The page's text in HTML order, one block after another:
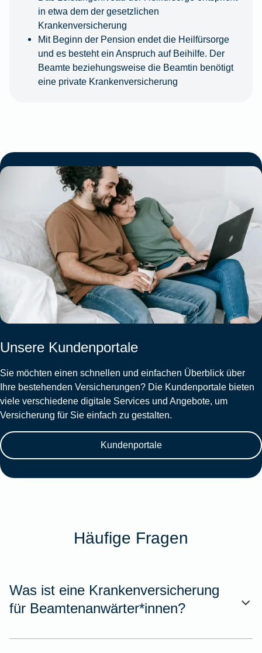
in etwa dem der gesetzlichen
Krankenversicherung
Mit Beginn der Pension endet die Heilfürsorge
und es besteht ein Anspruch auf Beihilfe. Der
Beamte beziehungsweise die Beamtin benötigt
eine private Krankenversicherung
Unsere Kundenportale
Sie möchten einen schnellen und einfachen Überblick über
Ihre bestehenden Versicherungen? Die Kundenportale bieten
viele verschiedene digitale Services und Angebote, um
Versicherung für Sie einfach zu gestalten.
Kundenportale
Häufige Fragen
Was ist eine Krankenversicherung
für Beamtenanwärter*innen?